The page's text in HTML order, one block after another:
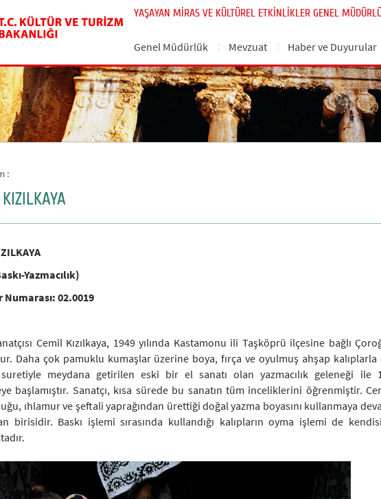
YAŞAYAN MİRAS VE KÜLTÜREL ETKİNLİKLER GENEL
Genel Müdürlük Mevzuat Haber ve Duyurular
:
Yazmacılık)
Numarası: 02.0019
Cemil Kızılkaya, 1949 yılında Kastamonu ili Taşköprü ilçesine bağlı
Daha çok pamuklu kumaşlar üzerine boya, fırça ve oyulmuş ahşap kalıplarla
meydana getirilen eski bir el sanatı olan yazmacılık geleneği ile
başlamıştır. Sanatçı, kısa sürede bu sanatın tüm inceliklerini öğrenmiştir.
ıhlamur ve şeftali yaprağından ürettiği doğal yazma boyasını kullanmaya
birisidir. Baskı işlemi sırasında kullandığı kalıpların oyma işlemi de